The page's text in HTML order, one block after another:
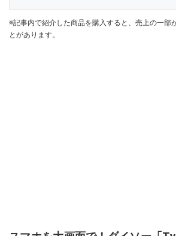
※記事内で紹介した商品を購入すると、売上の一部
とがあります。